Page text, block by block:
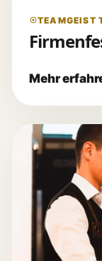
TEAMGEIST